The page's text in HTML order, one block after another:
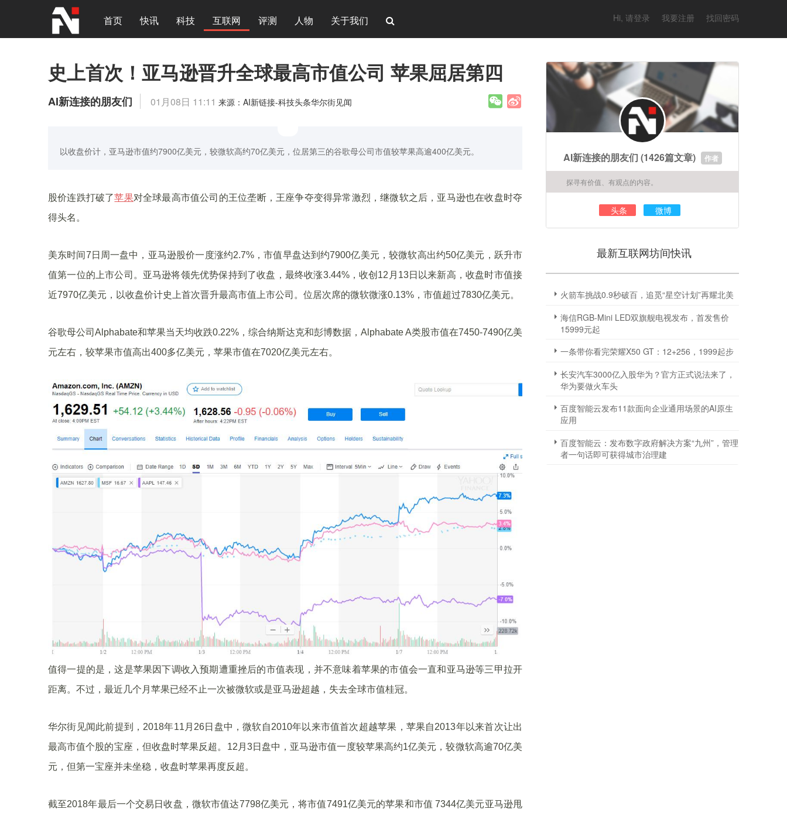
首页 快讯 科技 互联网 评测 人物 关于我们 Hi, 请登录 我要注册 找回密码
史上首次！亚马逊晋升全球最高市值公司 苹果屈居第四
AI新连接的朋友们 01月08日 11:11 来源：AI新链接-科技头条华尔街见闻
以收盘价计，亚马逊市值约7900亿美元，较微软高约70亿美元，位居第三的谷歌母公司市值较苹果高逾400亿美元。
股价连跌打破了苹果对全球最高市值公司的王位垄断，王座争夺变得异常激烈，继微软之后，亚马逊也在收盘时夺
得头名。
美东时间7日周一盘中，亚马逊股价一度涨约2.7%，市值早盘达到约7900亿美元，较微软高出约50亿美元，跃升市
值第一位的上市公司。亚马逊将领先优势保持到了收盘，最终收涨3.44%，收创12月13日以来新高，收盘时市值接
近7970亿美元，以收盘价计史上首次晋升最高市值上市公司。位居次席的微软微涨0.13%，市值超过7830亿美元。
谷歌母公司Alphabate和苹果当天均收跌0.22%，综合纳斯达克和彭博数据，Alphabate A类股市值在7450-7490亿美
元左右，较苹果市值高出400多亿美元，苹果市值在7020亿美元左右。
值得一提的是，这是苹果因下调收入预期遭重挫后的市值表现，并不意味着苹果的市值会一直和亚马逊等三甲拉开
距离。不过，最近几个月苹果已经不止一次被微软或是亚马逊超越，失去全球市值桂冠。
华尔街见闻此前提到，2018年11月26日盘中，微软自2010年以来市值首次超越苹果，苹果自2013年以来首次让出
最高市值个股的宝座，但收盘时苹果反超。12月3日盘中，亚马逊市值一度较苹果高约1亿美元，较微软高逾70亿美
元，但第一宝座并未坐稳，收盘时苹果再度反超。
截至2018年最后一个交易日收盘，微软市值达7798亿美元，将市值7491亿美元的苹果和市值 7344亿美元亚马逊甩
AI新连接的朋友们 (1426篇文章) 作者
探寻有价值、有观点的内容。
头条 微博
最新互联网坊间快讯
火箭车挑战0.9秒破百，追觅“星空计划”再耀北美
海信RGB-Mini LED双旗舰电视发布，首发售价
15999元起
一条带你看完荣耀X50 GT：12+256，1999起步
长安汽车3000亿入股华为？官方正式说法来了，
华为要做火车头
百度智能云发布11款面向企业通用场景的AI原生
应用
百度智能云：发布数字政府解决方案“九州”，管理
者一句话即可获得城市治理建